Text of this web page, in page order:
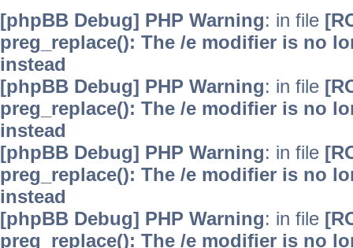
[phpBB Debug] PHP Warning: in file
preg_replace(): The /e modifier is no
instead
[phpBB Debug] PHP Warning: in file
preg_replace(): The /e modifier is no
instead
[phpBB Debug] PHP Warning: in file
preg_replace(): The /e modifier is no
instead
[phpBB Debug] PHP Warning: in file
preg_replace(): The /e modifier is no